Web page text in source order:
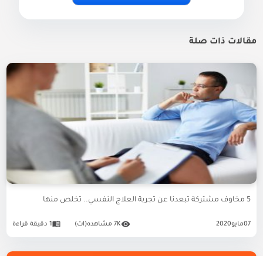
مقالات ذات صلة
5 مخاوف مشتركة تبعدنا عن تجربة العلاج النفسي.. تخلص منها
07مايو2020 7K مشاهده(ات) 1 دقيقة قراءة